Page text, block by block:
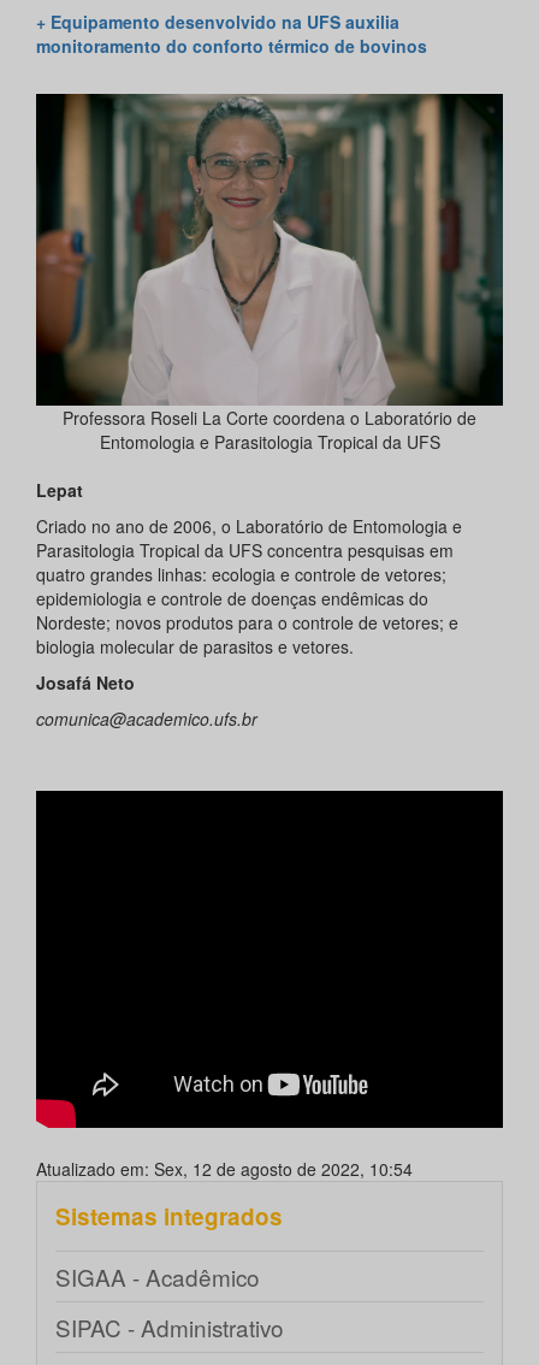
+ Equipamento desenvolvido na UFS auxilia
monitoramento do conforto térmico de bovinos
Professora Roseli La Corte coordena o Laboratório de
Entomologia e Parasitologia Tropical da UFS
Lepat
Criado no ano de 2006, o Laboratório de Entomologia e
Parasitologia Tropical da UFS concentra pesquisas em
quatro grandes linhas: ecologia e controle de vetores;
epidemiologia e controle de doenças endêmicas do
Nordeste; novos produtos para o controle de vetores; e
biologia molecular de parasitos e vetores.
Josafá Neto
comunica@academico.ufs.br
Atualizado em: Sex, 12 de agosto de 2022, 10:54
Sistemas integrados
SIGAA - Acadêmico
SIPAC - Administrativo